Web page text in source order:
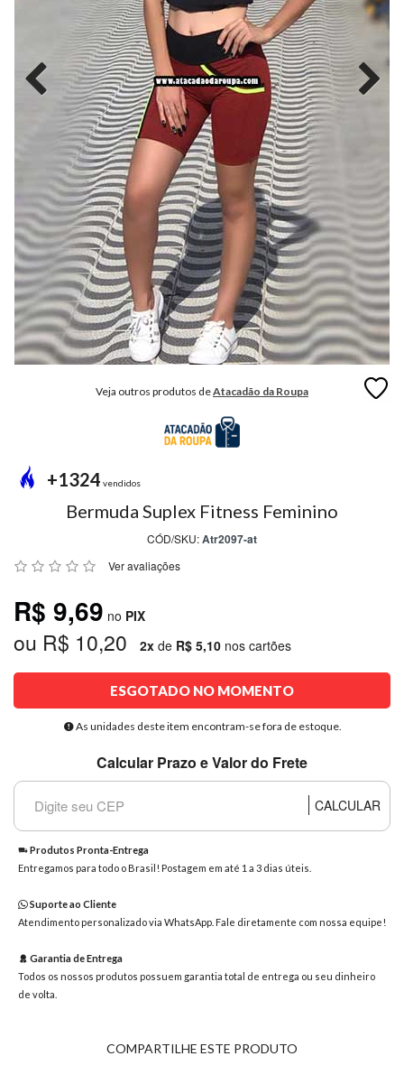
MODA
GRIFE
INTIMA
MODA
INVERNO
MODA
MASCULINA
MODA
PLUS
PREÇO
ÚNICO
PROMOÇÕES
MARCAS
CENTRAL
ATENDIMENTO
8363
Chat
nos uma
mensagem
Veja outros produtos deAtacadão da Roupa
+1324 vendidos
Bermuda Suplex Fitness Feminino
CÓD/SKU:Atr2097-at
Ver avaliações
R$ 9,69 no PIX
ou R$ 10,20 2x de R$ 5,10 nos cartões
ESGOTADO NO MOMENTO
As unidades deste item encontram-se fora de estoque.
Calcular Prazo e Valor do Frete
CALCULAR
Produtos Pronta-Entrega
Entregamos para todo o Brasil! Postagem em até 1 a 3 dias úteis.
Suporte ao Cliente
Atendimento personalizado via WhatsApp. Fale diretamente com nossa equipe!
Garantia de Entrega
Todos os nossos produtos possuem garantia total de entrega ou seu dinheiro
de volta.
COMPARTILHE ESTE PRODUTO